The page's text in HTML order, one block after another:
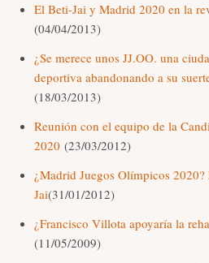
El Beti-Jai y Madrid 2020 en la
(04/04/2013)
¿Se merece unos JJ.OO. una
deportiva abandonando a su
(18/03/2013)
Reunión con el equipo de la
2020 (23/03/2012)
¿Madrid Juegos Olímpicos
Jai(31/01/2012)
¿Francisco Villota apoyaría la
(11/05/2009)